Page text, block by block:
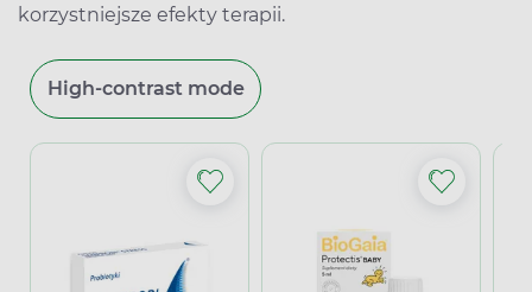
korzystniejsze efekty terapii.
High-contrast mode